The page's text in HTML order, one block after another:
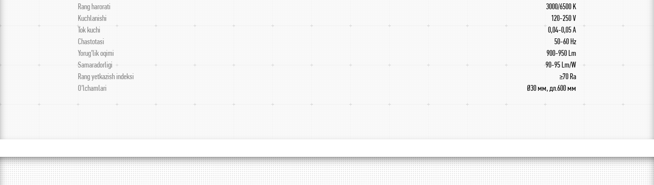
Rang harorati
3000/6500 K
Kuchlanishi
120-250 V
Tok kuchi
0,04-0,05 A
Chastotasi
50-60 Hz
Yorug’lik oqimi
900-950 Lm
Samaradorligi
90-95 Lm/W
Rang yetkazish indeksi
≥70 Ra
O’lchamlari
Ø30 мм, дл.600 мм